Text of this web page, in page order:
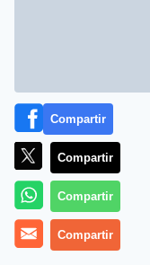
Compartir
Compartir
Compartir
Compartir